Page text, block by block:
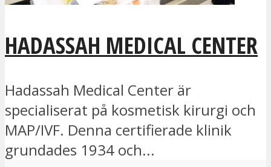
HADASSAH MEDICAL CENTER
Hadassah Medical Center är
specialiserat på kosmetisk kirurgi och
MAP/IVF. Denna certifierade klinik
grundades 1934 och...